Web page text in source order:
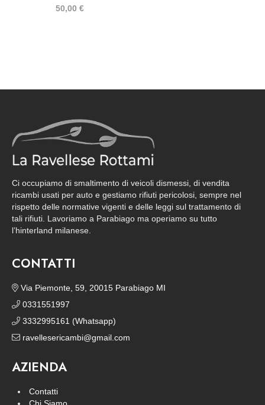
50,00 €
Ci occupiamo di smaltimento di veicoli dismessi, di vendita
ricambi usati per auto e gestiamo rifiuti pericolosi, sempre nel
rispetto delle normative vigenti e delle leggi sul trattamento di
tali rifiuti. Lavoriamo a Parabiago ma operiamo su tutto
l’hinterland milanese.
CONTATTI
Via Piemonte, 59, 20015 Parabiago MI
0331551997
3332995161 (Whatsapp)
ravellesericambi@gmail.com
AZIENDA
Contatti
Chi Siamo